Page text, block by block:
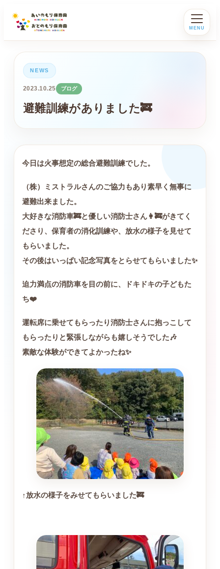
MENU
NEWS
2023.10.25 ブログ
避難訓練がありました🚒
今日は火事想定の総合避難訓練でした。
（株）ミストラルさんのご協力もあり素早く無事に
避難出来ました。
大好きな消防車🚒と優しい消防士さん👩‍🚒がきてく
ださり、保育者の消化訓練や、放水の様子を見せて
もらいました。
その後はいっぱい記念写真をとらせてもらいました✨
迫力満点の消防車を目の前に、ドキドキの子どもた
ち❤️
運転席に乗せてもらったり消防士さんに抱っこして
もらったりと緊張しながらも嬉しそうでした🎶
素敵な体験ができてよかったね✨
↑放水の様子をみせてもらいました🚒